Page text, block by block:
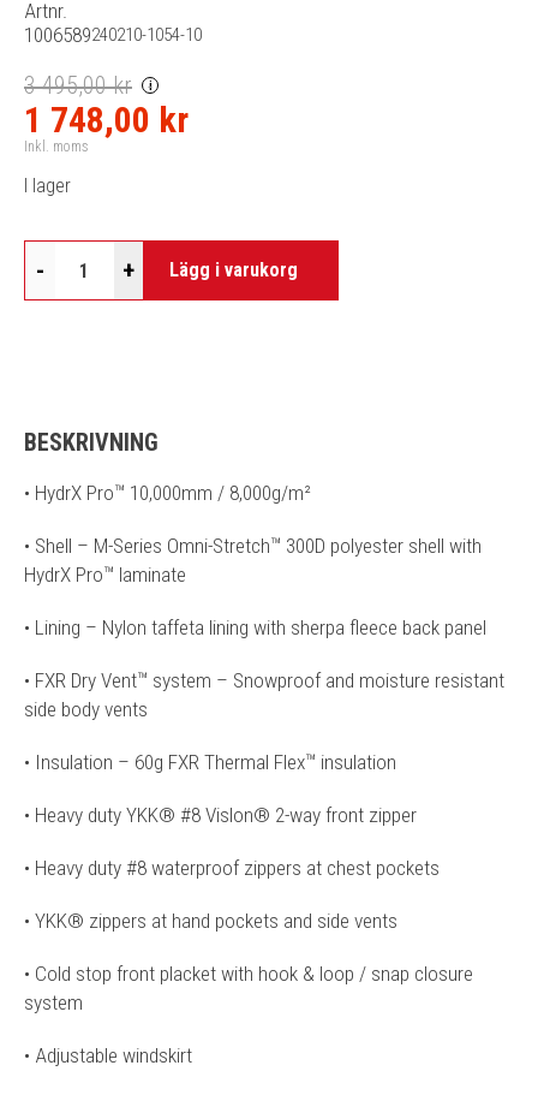
Artnr.
1006589240210-1054-10
3 495,00 kr i
1 748,00 kr
Inkl. moms
I lager
- + Lägg i varukorg
BESKRIVNING
• HydrX Pro™ 10,000mm / 8,000g/m²
• Shell – M-Series Omni-Stretch™ 300D polyester shell with
HydrX Pro™ laminate
• Lining – Nylon taffeta lining with sherpa fleece back panel
• FXR Dry Vent™ system – Snowproof and moisture resistant
side body vents
• Insulation – 60g FXR Thermal Flex™ insulation
• Heavy duty YKK® #8 Vislon® 2-way front zipper
• Heavy duty #8 waterproof zippers at chest pockets
• YKK® zippers at hand pockets and side vents
• Cold stop front placket with hook & loop / snap closure
system
• Adjustable windskirt